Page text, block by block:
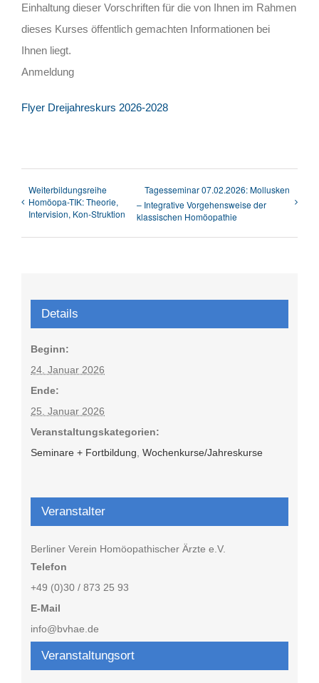
Einhaltung dieser Vorschriften für die von Ihnen im Rahmen
dieses Kurses öffentlich gemachten Informationen bei
Ihnen liegt.
Anmeldung
Flyer Dreijahreskurs 2026-2028
Weiterbildungsreihe
Homöopa-TIK: Theorie,
Intervision, Kon-Struktion
Tagesseminar 07.02.2026: Mollusken
– Integrative Vorgehensweise der
klassischen Homöopathie
Details
Beginn:
24. Januar 2026
Ende:
25. Januar 2026
Veranstaltungskategorien:
Seminare + Fortbildung ,Wochenkurse/Jahreskurse
Veranstaltungsort
Veranstalter
Berliner Verein Homöopathischer Ärzte e.V.
Telefon
+49 (0)30 / 873 25 93
E-Mail
info@bvhae.de